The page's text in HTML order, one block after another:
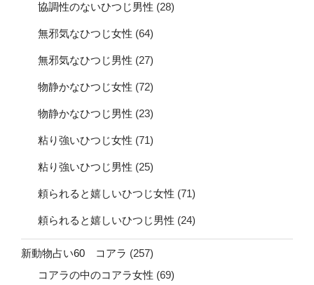
協調性のないひつじ男性 (28)
無邪気なひつじ女性 (64)
無邪気なひつじ男性 (27)
物静かなひつじ女性 (72)
物静かなひつじ男性 (23)
粘り強いひつじ女性 (71)
粘り強いひつじ男性 (25)
頼られると嬉しいひつじ女性 (71)
頼られると嬉しいひつじ男性 (24)
新動物占い60 コアラ (257)
コアラの中のコアラ女性 (69)